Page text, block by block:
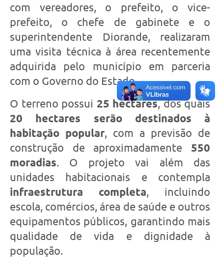
com vereadores, o prefeito, o vice-
prefeito, o chefe de gabinete e o
superintendente Diorande, realizaram
uma visita técnica à área recentemente
adquirida pelo município em parceria
com o Governo do Estado.
O terreno possui 25 hectares, dos quais
20 hectares serão destinados à
habitação popular, com a previsão de
construção de aproximadamente 550
moradias. O projeto vai além das
unidades habitacionais e contempla
infraestrutura completa, incluindo
escola, comércios, área de saúde e outros
equipamentos públicos, garantindo mais
qualidade de vida e dignidade à
população.